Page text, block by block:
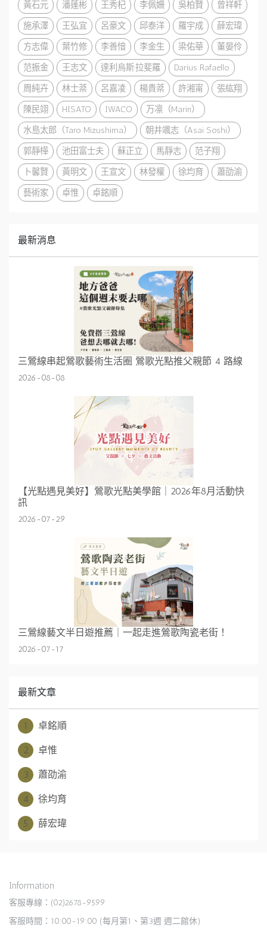
黃石元
潘蓬彬 王秀杞 李佩姍 吳柏賢
曾祥軒
施承澤
王弘宜 呂豪文 邱泰洋 羅宇成
薛宏瑋
方志偉
葉竹修 李善愔 李金生 梁佑華
董晏伶
范振金
王志文 達利烏斯·拉斐羅
Darius Rafaello
周純卉
林士棻 呂嘉凌 楊貴棻 許湘甯
張紘翔
陳民翊
HISATO IWACO
万凛（Marin）
水島太郎（Taro Mizushima）
朝井颯志（Asai Soshi）
郭靜樺
池田富士夫 蘇正立 馬靜志
范子翔
卜馨賢
黃明文 王宣文 林發權 徐均育
蕭劭渝
藝術家
卓惟 卓銘順
最新消息
三鶯線串起鶯歌藝術生活圈 鶯歌光點推父親節 4 路線
2026-08-08
【光點遇見美好】鶯歌光點美學館｜2026年8月活動快
訊
2026-07-29
三鶯線藝文半日遊推薦｜一起走進鶯歌陶瓷老街！
2026-07-17
最新文章
1 卓銘順
2 卓惟
3 蕭劭渝
4 徐均育
5 薛宏瑋
Information
客服專線：(02)2678-9599
客服時間：10:00-19:00 (每月第1、第3週 週二館休)